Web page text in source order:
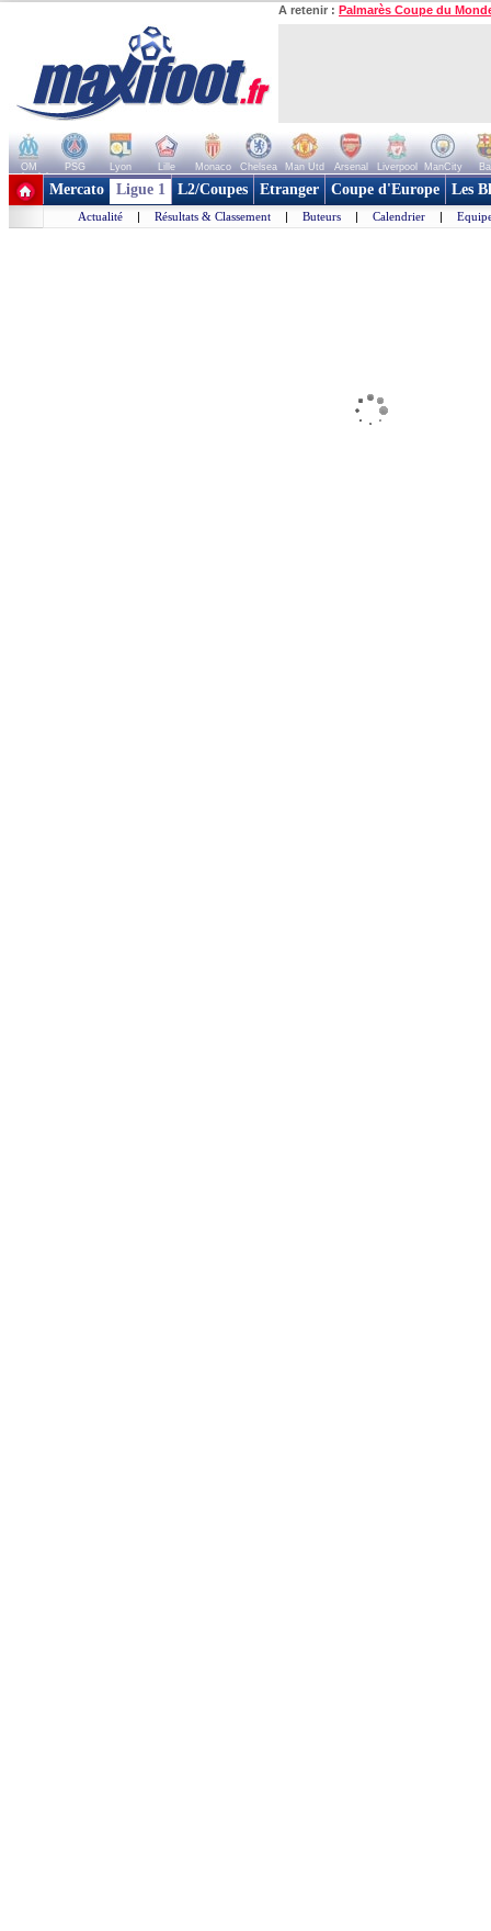
A retenir : Palmarès Coupe du
OM PSG Lyon Lille Monaco Chelsea Man Utd Arsenal Liverpool ManCity
+ de clubs
Mercato Ligue 1 L2/Coupes Etranger Coupe d'Europe Les
Actualité | Résultats & Classement | Buteurs | Calendrier |